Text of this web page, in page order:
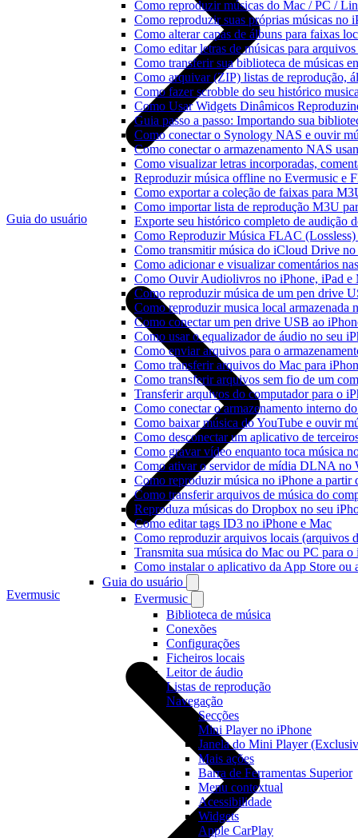
Como reproduzir músicas do Mac / PC /
Como reproduzir suas próprias músicas no
Como alterar capas de álbuns para faixas
Como editar letras de músicas para
Como transferir sua biblioteca de músicas
Como arquivar (ZIP) listas de reprodução,
Como fazer scrobble do seu histórico
Como Usar Widgets Dinâmicos
Guia passo a passo: Importando sua
Como conectar o Synology NAS e ouvir
Como conectar o armazenamento NAS
Como visualizar letras incorporadas,
Reproduzir música offline no Evermusic e
Como exportar a coleção de faixas para
Como importar lista de reprodução M3U
Exporte seu histórico completo de audição
Como Reproduzir Música FLAC
Como transmitir música do iCloud Drive
Como adicionar e visualizar comentários
Como Ouvir Audiolivros no iPhone, iPad e
Como reproduzir música de um pen drive
Como reproduzir musica local armazenada
Como conectar um pen drive USB ao
Como usar o equalizador de áudio no seu
Como enviar arquivos para o
Como transferir arquivos do Mac para
Como transferir arquivos sem fio de um
Transferir arquivos do computador para o
Como conectar o armazenamento interno
Como baixar música do YouTube e ouvir
Como desconectar um aplicativo de
Como gravar vídeo enquanto toca música
Como ativar o servidor de mídia DLNA no
Como reproduzir música no iPhone a
Como transferir arquivos de música do
Reproduza músicas do Dropbox no seu
Como editar tags ID3 no iPhone e Mac
Como reproduzir arquivos locais (arquivos
Transmita sua música do Mac ou PC para
Como instalar o aplicativo da App Store
Guia do usuário
Evermusic
Biblioteca de música
Conexões
Configurações
Ficheiros locais
Leitor de áudio
Listas de reprodução
Navegação
Secções
Mini Player no iPhone
Janela do Mini Player
Mais ações
Barra de Ferramentas Superior
Menu contextual
Acessibilidade
Widgets
Apple CarPlay
Guia do usuário
Evermusic